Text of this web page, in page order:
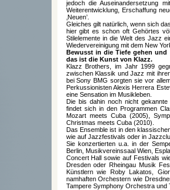
jedoch die Auseinandersetzung
Weiterentwicklung, Erschaffung
‚Neuen’.
Gleiches gilt natürlich, wenn sich
hier gibt es schon oft Gehörtes
Stilelemente in die Welt des Jazz
Wiedervereinigung mit dem New
Bewusst in die Tiefe gehen und
das ist die Kunst von Klazz.
Klazz Brothers, im Jahr 1999
zwischen Klassik und Jazz mit
bei Sony BMG sorgten sie vor
Perkussionisten Alexis Herrera
eine Sensation im Musikleben.
Die bis dahin noch nicht
findet sich in den Programmen
Mozart meets Cuba (2005),
Christmas meets Cuba (2010).
Das Ensemble ist in den
wie auf Jazzfestivals oder in
Sie konzertierten u.a. in der
Berlin, Musikvereinssaal Wien,
Concert Hall sowie auf Festivals
Dresden oder Rheingau Musik
Künstlern wie Roby Lakatos,
namhaften Orchestern wie
Tampere Symphony Orchestra und